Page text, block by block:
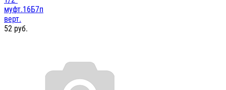
муфт.16Б7п
верт.
52 руб.